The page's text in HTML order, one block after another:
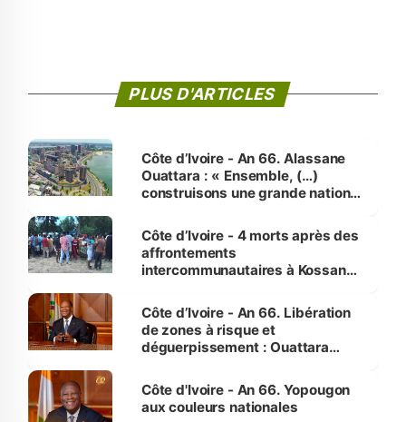
PLUS D'ARTICLES
Côte d’Ivoire - An 66. Alassane
Ouattara : « Ensemble, (…)
construisons une grande nation
générations futures »
Côte d’Ivoire - 4 morts après des
affrontements
intercommunautaires à Kossandji
milieu des sinistrés
Côte d’Ivoire - An 66. Libération
de zones à risque et
déguerpissement : Ouattara
l'Etat de droit pour préserver les
vies humaines »
Côte d'Ivoire - An 66. Yopougon
aux couleurs nationales